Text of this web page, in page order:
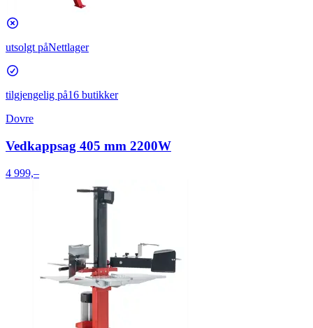
utsolgt påNettlager
tilgjengelig på16 butikker
Dovre
Vedkappsag 405 mm 2200W
4 999,–